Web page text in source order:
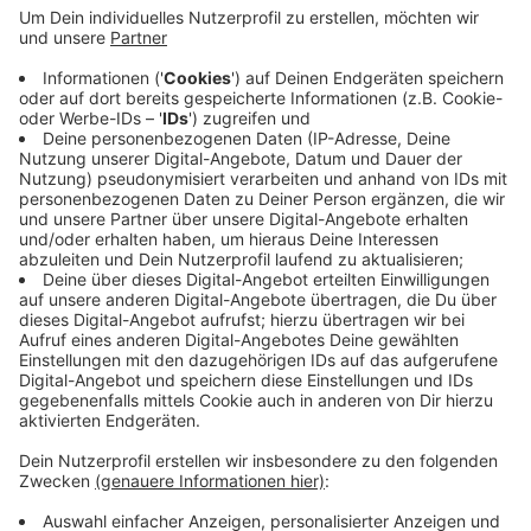
und immer mit unbedachten und spontanen
Sie hat in der Region verstärkte Kontrollen auf
Schulwegen angekündigt. Im Kreis Euskirchen
werden zum neuen Schuljahr insgesamt rund 1.600
Kinder eingeschult.
Veröffentlicht:Mittwoch, 28.08.2019 06:42
Anzeige
Anzeige